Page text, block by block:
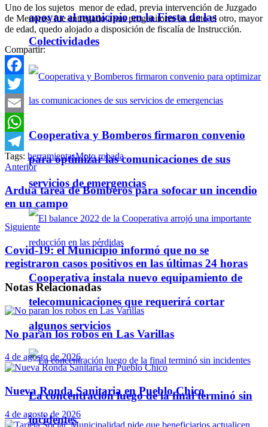
apoyar al municipio en la Fiesta de las
Colectividades
Cooperativa y Bomberos firmaron convenio
para optimizar las comunicaciones de sus
servicios de emergencias
Cooperativa instala nuevo equipamiento de
telecomunicaciones que requerirá cortar
algunos servicios
La concentración luego de la final terminó sin
incidentes
Uno de los sujetos menor de edad, previa intervención de Juzgado
de Menores, fue entregado a sus progenitores en tanto el otro, mayor
de edad, quedo alojado a disposición de fiscalía de Instrucción.
Compartir:
Facebook
Twitter
Email
WhatsApp
Telegram
Tags: herramientasMoto robada
Anterior
Ardua tarea de Bomberos para sofocar un incendio
en un campo
Siguiente
Covid-19: el Municipio informó que no se
registraron casos positivos en las últimas 24 horas
Notas Relacionadas
No paran los robos en Las Varillas
4 de agosto de 2026
Nueva Ronda Sanitaria en Pueblo Chico
4 de agosto de 2026